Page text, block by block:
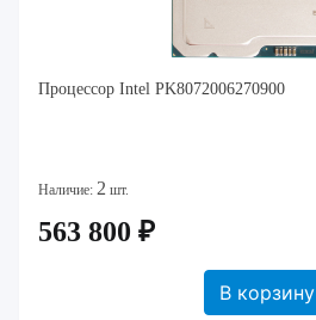
Процессор Intel PK8072006270900
Наличие: 2 шт.
563 800 ₽
В корзину